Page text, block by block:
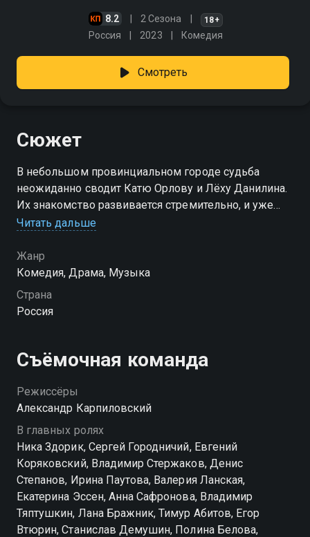
8.2 2 Сезона 18+
Россия 2023 Комедия
Смотреть
Сюжет
В небольшом провинциальном городе судьба
неожиданно сводит Катю Орлову и Лёху Данилина.
Их знакомство развивается стремительно, и уже
совсем скоро они решают связать себя браком. Для
между ними слишком большая разница. Лёха
вырос в простой семье, привык рассчитывать
только на себя и никогда не жил в мире больших
денег. Катя — наследница миллиардера, детство
родителей ей приходится начинать всё заново и
искать опору там, где раньше она бы даже не
посмотрела. Их совместная жизнь превращается в
постоянное столкновение двух противоположных
представления о будущем делают отношения
непростыми, и каждому из них предстоит понять,
можно ли сохранить чувства, когда между людьми
целая пропасть. Смотреть сериал «Ландыши. Вторая
весна» онлайн в хорошем качестве вы можете в
подписке WINK в Смотрёшке.
Читать дальше
Жанр
Комедия, Драма, Музыка
Страна
Россия
Съёмочная команда
Режиссёры
Александр Карпиловский
В главных ролях
Ника Здорик, Сергей Городничий, Евгений
Коряковский, Владимир Стержаков, Денис
Степанов, Ирина Паутова, Валерия Ланская,
Екатерина Эссен, Анна Сафронова, Владимир
Тяптушкин, Лана Бражник, Тимур Абитов, Егор
Втюрин, Станислав Демушин, Полина Белова,